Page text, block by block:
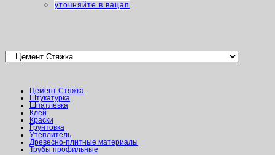
уточняйте в вацап
Цемент Стяжка
Штукатурка
Шпатлевка
Клей
Краски
Грунтовка
Утеплитель
Древесно-плитные материалы
Трубы профильные